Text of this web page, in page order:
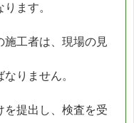
ます。
施工者は、現場の見
りません。
を提出し、検査を受